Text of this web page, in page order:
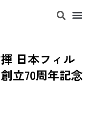
日本フィル
立70周年記念